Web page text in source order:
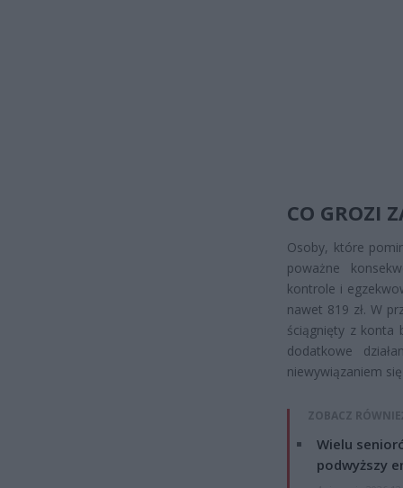
CO GROZI
Osoby, które
poważne
kontrole i
nawet 819 zł. W
ściągnięty z konta
dodatkowe
niewywiązaniem
ZOBACZ
Wielu
podwyższy